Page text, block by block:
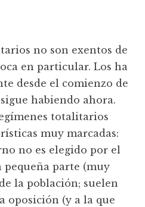
no son exentos de
en particular. Los ha
desde el comienzo de
habiendo ahora.
totalitarios
muy marcadas:
no es elegido por el
parte (muy
la población; suelen
oposición (y a la que